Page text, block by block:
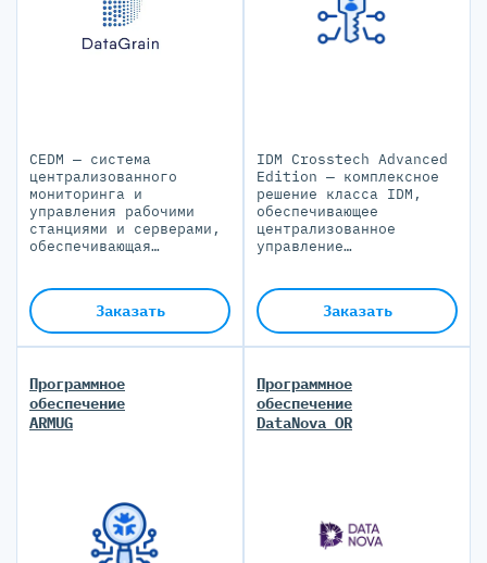
CEDM — система
централизованного
мониторинга и
управления рабочими
станциями и серверами,
обеспечивающая
распределенной
гетерогенной ИТ-
инфраструктуре
Заказать
IDM Crosstech Advanced
Edition — комплексное
решение класса IDM,
обеспечивающее
централизованное
управление
доступа в системах,
представленных в ИТ-
ландшафте компании
Заказать
Программное
обеспечение
ARMUG
Программное
обеспечение
DataNova OR